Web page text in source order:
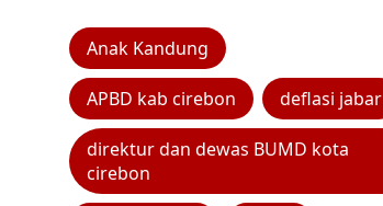
Anak Kandung
APBD kab cirebon deflasi jabar
direktur dan dewas BUMD kota
cirebon